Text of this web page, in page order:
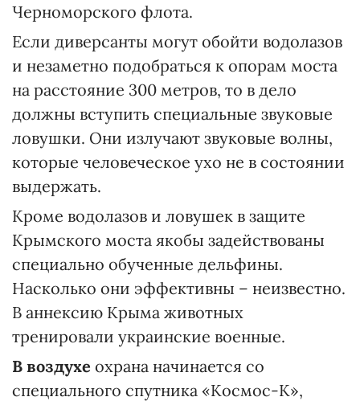
Черноморского флота.
Если диверсанты могут обойти водолазов
и незаметно подобраться к опорам моста
на расстояние 300 метров, то в дело
должны вступить специальные звуковые
ловушки. Они излучают звуковые волны,
которые человеческое ухо не в состоянии
выдержать.
Кроме водолазов и ловушек в защите
Крымского моста якобы задействованы
специально обученные дельфины.
Насколько они эффективны – неизвестно.
В аннексию Крыма животных
тренировали украинские военные.
В воздухе охрана начинается со
специального спутника «Космос-К»,